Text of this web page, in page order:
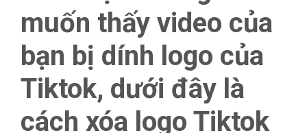
muốn thấy video của
bạn bị dính logo của
Tiktok, dưới đây là
cách xóa logo Tiktok